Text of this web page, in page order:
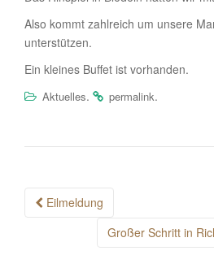
Also kommt zahlreich um unsere
unterstützen.
Ein kleines Buffet ist vorhanden.
Aktuelles. permalink.
Post
navigation
Eilmeldung
Großer Schritt in